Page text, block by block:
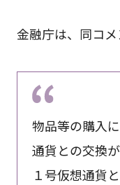
金融庁は、同コ
物品等の購入
通貨との交換
１号仮想通貨